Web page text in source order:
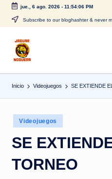
Saltar
contenido
jue., 6 ago. 2026- 11:54:06 PM
Subscribe to our bloghashter & never
J
a
g
r
o
CONTENIDO
Inicio Videojuegos SE EXTIENDE
Publicado
en
Videojuegos
SE
TORNEO